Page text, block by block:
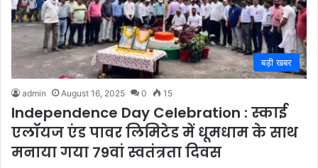
बड़ी खबर
admin August 16, 2025 0 15
Independence Day Celebration : स्काई
एलॉयज एंड पावर लिमिटेड में धूमधाम के साथ
मनाया गया 79वां स्वतंत्रता दिवस